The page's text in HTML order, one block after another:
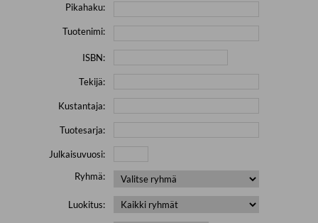
Pikahaku:
Tuotenimi:
ISBN:
Tekijä:
Kustantaja:
Tuotesarja:
Julkaisuvuosi:
Ryhmä:
Luokitus: